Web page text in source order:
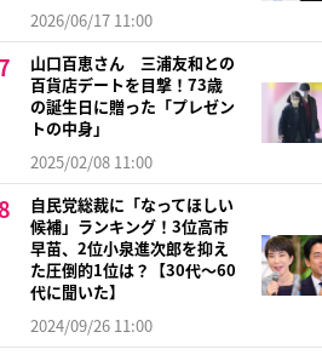
2026/06/17 11:00
山口百恵さん 三浦友和との
百貨店デートを目撃！73歳
の誕生日に贈った「プレゼン
トの中身」
2025/02/08 11:00
自民党総裁に「なってほしい
候補」ランキング！3位高市
早苗、2位小泉進次郎を抑え
た圧倒的1位は？【30代〜60
代に聞いた】
2024/09/26 11:00